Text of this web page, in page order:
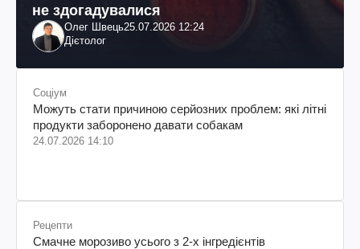
не здогадувалися
Олег Швець25.07.2026 12:24
Дієтолог
Соціум
Можуть стати причиною серйозних проблем: які літні
продукти заборонено давати собакам
24.07.2026 14:10
Рецепти
Смачне морозиво усього з 2-х інгредієнтів